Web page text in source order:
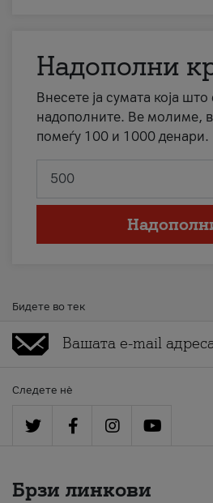
Надополни
Внесете ја сумата која што
надополните. Ве молиме,
помеѓу 100 и 1000 денари.
Бидете во тек
Следете нè
Брзи линкови